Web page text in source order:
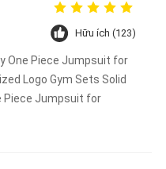
Hữu ích (123)
One Piece Jumpsuit for
Logo Gym Sets Solid
Piece Jumpsuit for